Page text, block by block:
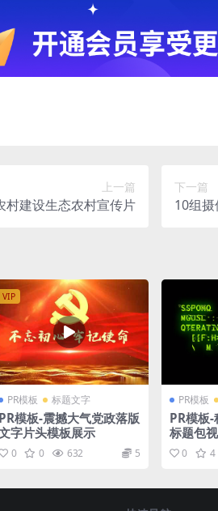
上一篇
村建设生态农村宣传片
下一篇
10组
VIP
PR模板 标题文字
PR模板-震撼大气党政落版
字片头模板展示
0 0 632 5
PR模板
PR模板
标题包
0 4